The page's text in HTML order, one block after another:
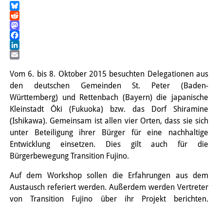
Interns
DIJ Alumni
Research
Research Overview
Research cluster:
Sustainability in Japan
Research cluster:
Bluesky
Reddit
Mastodon
Facebook
LinkedIn
Vom 6. bis 8. Oktober 2015 besuchten Delegationen aus
den deutschen Gemeinden St. Peter (Baden-
Württemberg) und Rettenbach (Bayern) die japanische
Kleinstadt Ōki (Fukuoka) bzw. das Dorf Shiramine
(Ishikawa). Gemeinsam ist allen vier Orten, dass sie sich
unter Beteiligung ihrer Bürger für eine nachhaltige
Entwicklung einsetzen. Dies gilt auch für die
Bürgerbewegung Transition Fujino.
Auf dem Workshop sollen die Erfahrungen aus dem
Austausch referiert werden. Außerdem werden Vertreter
von Transition Fujino über ihr Projekt berichten.